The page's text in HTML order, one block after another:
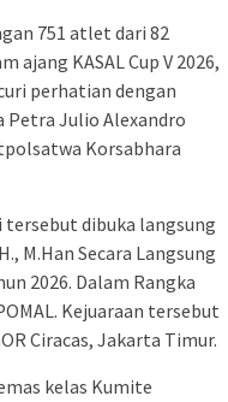
751 atlet dari 82
KASAL Cup V 2026,
perhatian dengan
Petra Julio Alexandro
Korsabhara
dibuka langsung
M.Han Secara Langsung
2026. Dalam Rangka
Kejuaraan tersebut
Ciracas, Jakarta Timur.
kelas Kumite